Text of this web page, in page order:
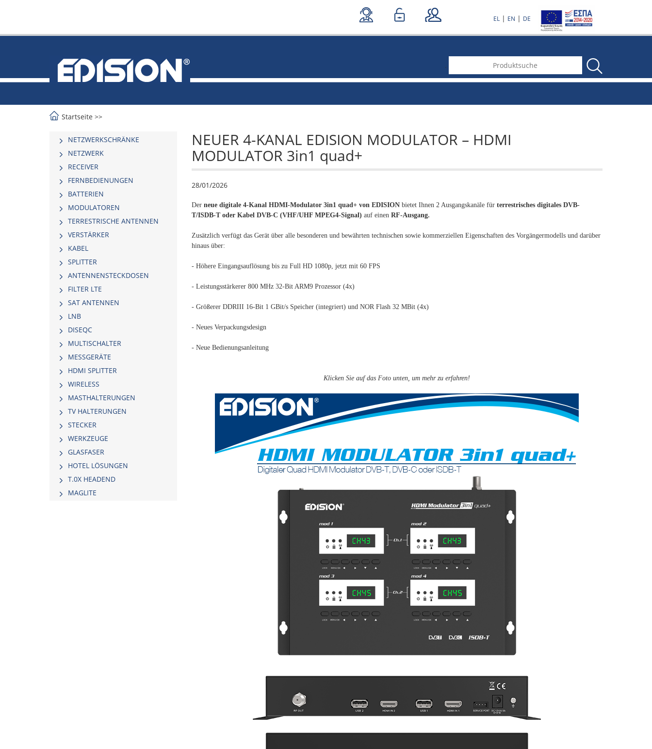
EL | EN | DE
.
Startseite >>
NETZWERKSCHRÄNKE
NETZWERK
RECEIVER
FERNBEDIENUNGEN
BATTERIEN
MODULATOREN
TERRESTRISCHE ANTENNEN
VERSTÄRKER
KABEL
SPLITTER
ΑΝΤΕΝΝΕΝSTECKDOSEN
FILTER LTE
SAT ANTENNEN
LNB
DISEQC
MULTISCHALTER
MESSGERÄTE
HDMI SPLITTER
WIRELESS
MASTHALTERUNGEN
TV HALTERUNGEN
STECKER
WERKZEUGE
GLASFASER
HOTEL LÖSUNGEN
Τ.0Χ HEADEND
MAGLITE
NEUER 4-KANAL EDISION MODULATOR – HDMI
MODULATOR 3in1 quad+
28/01/2026
Der neue digitale 4-Kanal HDMI-Modulator 3in1 quad+ von EDISION bietet Ihnen 2 Ausgangskanäle für terrestrisches digitales DVB-
T/ISDB-T oder Kabel DVB-C (VHF/UHF MPEG4-Signal) auf einen RF-Ausgang.
Zusätzlich verfügt das Gerät über alle besonderen und bewährten technischen sowie kommerziellen Eigenschaften des Vorgängermodells und darüber
hinaus über:
- Höhere Eingangsauflösung bis zu Full HD 1080p, jetzt mit 60 FPS
- Leistungsstärkerer 800 MHz 32-Bit ARM9 Prozessor (4x)
- Größerer DDRIII 16-Bit 1 GBit/s Speicher (integriert) und NOR Flash 32 MBit (4x)
- Neues Verpackungsdesign
- Neue Bedienungsanleitung
Klicken Sie auf das Foto unten, um mehr zu erfahren!